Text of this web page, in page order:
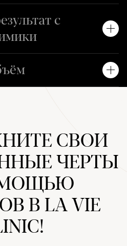
с
СВОИ
ЧЕРТЫ
В LA VIE